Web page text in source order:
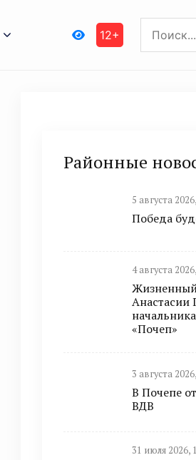
12+
Районные
5 августа
Победа
4 августа
Анастасии
«Почеп»
3 августа
В Почепе
ВДВ
31 июля 2026,